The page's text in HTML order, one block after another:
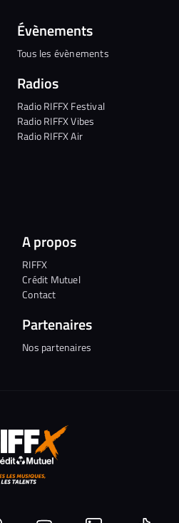
Évènements
Tous les évènements
Radios
Radio RIFFX Festival
Radio RIFFX Vibes
Radio RIFFX Air
A propos
RIFFX
Crédit Mutuel
Contact
Partenaires
Nos partenaires